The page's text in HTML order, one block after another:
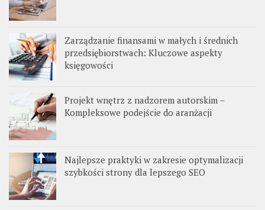
Zarządzanie finansami w małych i średnich
przedsiębiorstwach: Kluczowe aspekty
księgowości
Projekt wnętrz z nadzorem autorskim –
Kompleksowe podejście do aranżacji
Najlepsze praktyki w zakresie optymalizacji
szybkości strony dla lepszego SEO